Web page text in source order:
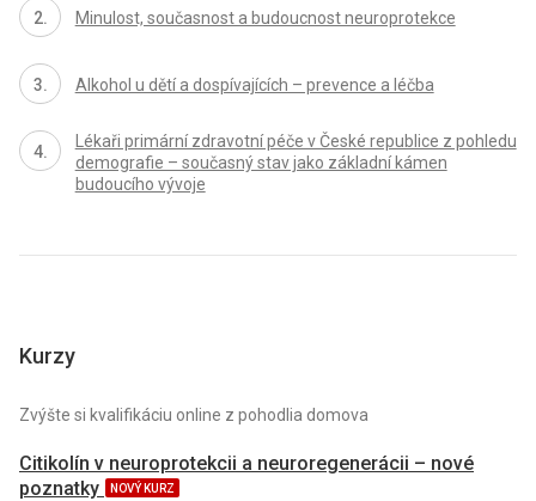
Minulost, současnost a budoucnost neuroprotekce
Alkohol u dětí a dospívajících – prevence a léčba
Lékaři primární zdravotní péče v České republice z pohledu
demografie – současný stav jako základní kámen
budoucího vývoje
Kurzy
Zvýšte si kvalifikáciu online z pohodlia domova
Citikolín v neuroprotekcii a neuroregenerácii – nové
poznatky
NOVÝ KURZ